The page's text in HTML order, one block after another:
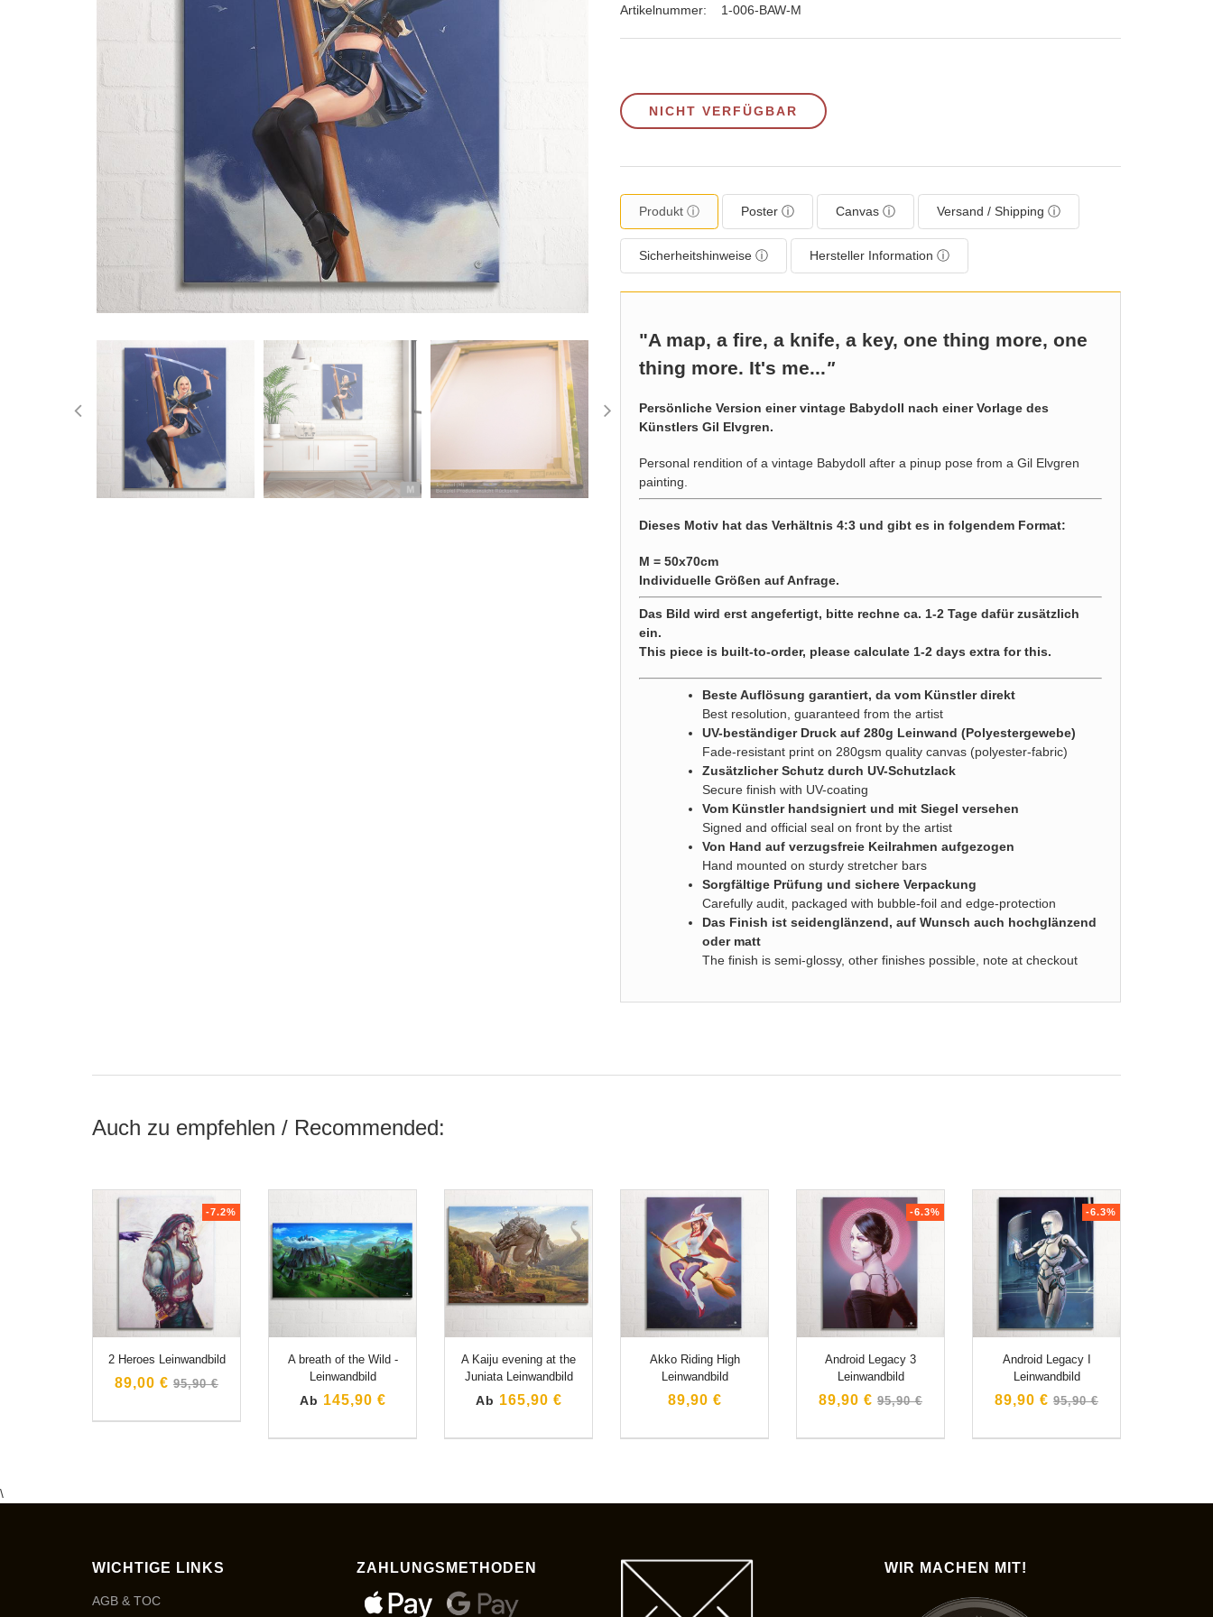
Artikelnummer:
1-006-BAW-M
NICHT VERFÜGBAR
Produkt ⓘ Poster ⓘ Canvas ⓘ Versand / Shipping ⓘ
Sicherheitshinweise ⓘ Hersteller Information ⓘ
"A map, a fire, a knife, a key, one thing more, one
thing more. It's me..."
Persönliche Version einer vintage Babydoll nach einer Vorlage des
Künstlers Gil Elvgren.
Personal rendition of a vintage Babydoll after a pinup pose from a Gil Elvgren
painting.
Dieses Motiv hat das Verhältnis 4:3 und gibt es in folgendem Format:
M = 50x70cm
Individuelle Größen auf Anfrage.
Das Bild wird erst angefertigt, bitte rechne ca. 1-2 Tage dafür zusätzlich
ein.
This piece is built-to-order, please calculate 1-2 days extra for this.
Beste Auflösung garantiert, da vom Künstler direkt
Best resolution, guaranteed from the artist
UV-beständiger Druck auf 280g Leinwand (Polyestergewebe)
Fade-resistant print on 280gsm quality canvas (polyester-fabric)
Zusätzlicher Schutz durch UV-Schutzlack
Secure finish with UV-coating
Vom Künstler handsigniert und mit Siegel versehen
Signed and official seal on front by the artist
Von Hand auf verzugsfreie Keilrahmen aufgezogen
Hand mounted on sturdy stretcher bars
Sorgfältige Prüfung und sichere Verpackung
Carefully audit, packaged with bubble-foil and edge-protection
Das Finish ist seidenglänzend, auf Wunsch auch hochglänzend
oder matt
The finish is semi-glossy, other finishes possible, note at checkout
Auch zu empfehlen / Recommended:
-7.2%
2 Heroes Leinwandbild
89,00 € Normaler
95,90 €
A breath of the Wild -
Leinwandbild
Ab 145,90 €
A Kaiju evening at the
Juniata Leinwandbild
Ab 165,90 €
Akko Riding High
Leinwandbild
89,90 €
-6.3%
Android Legacy 3
Leinwandbild
89,90 € Normaler
95,90 €
-6.3%
Android Legacy I
Leinwandbild
89,90 € Normaler
95,90 €
\
WICHTIGE LINKS
AGB & TOC
ZAHLUNGSMETHODEN WIR MACHEN MIT!